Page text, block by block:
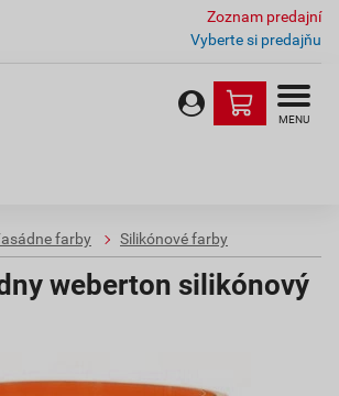
Zoznam predajní
Vyberte si predajňu
MENU
farby Silikónové farby
weberton silikónový